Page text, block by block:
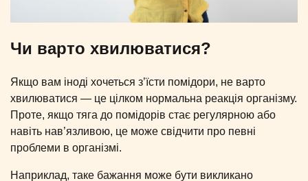
Чи варто хвилюватися?
Якщо вам іноді хочеться з’їсти помідори, не варто
хвилюватися — це цілком нормальна реакція організму.
Проте, якщо тяга до помідорів стає регулярною або
навіть нав’язливою, це може свідчити про певні
проблеми в організмі.
Наприклад, таке бажання може бути викликано